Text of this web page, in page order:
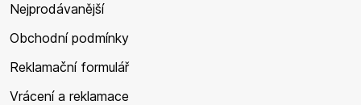
Nejprodávanější
Obchodní podmínky
Reklamační formulář
Vrácení a reklamace